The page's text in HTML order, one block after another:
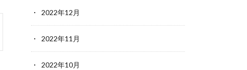
2022年12月
2022年11月
2022年10月